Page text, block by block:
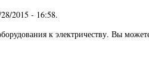
2015 - 16:58.
к электричеству. Вы